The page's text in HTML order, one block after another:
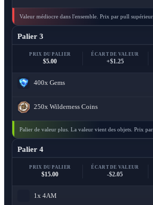
Valeur médiocre dans l'ensemble. Prix par pull supérieur
Palier 3
PRIX DU PALIER
$5.00
ÉCART DE VALEUR
+$1.25
400x Gems
250x Wilderness Coins
Palier de valeur plus. La valeur vient des objets. Prix
Palier 4
PRIX DU PALIER
$15.00
ÉCART DE VALEUR
-$2.05
1x 4AM